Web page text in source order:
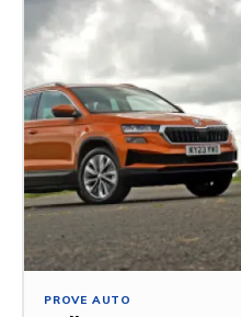
PROVE AUTO